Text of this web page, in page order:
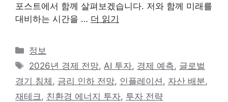
포스트에서 함께 살펴보겠습니다. 저와 함께 미래를
대비하는 시간을 … 더 읽기
카
테
리
정보
태
그
2026년 경제 전망, AI 투자, 경제 예측, 글로벌
경기 침체 , 금리 인하 전망, 인플레이션 , 자산 배분,
재테크 , 친환경 에너지 투자, 투자 전략